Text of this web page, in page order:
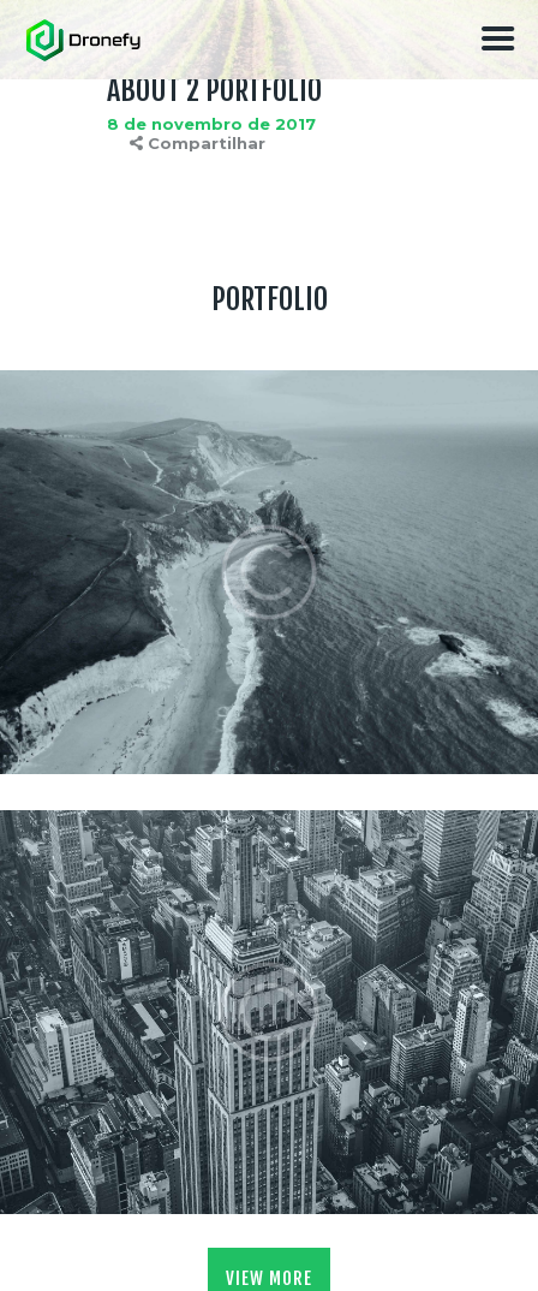
HOME
FALE CONOSCO
PARCEIROS E CLIENTES
ABOUT 2 PORTFOLIO
8 de novembro de 2017
Compartilhar
PORTFOLIO
VIEW MORE